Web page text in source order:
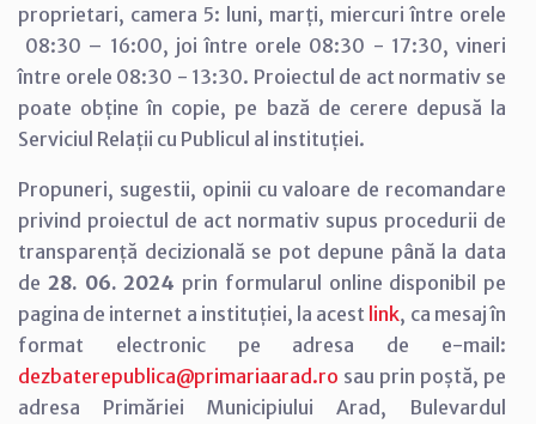
proprietari, camera 5: luni, marți, miercuri între orele
08:30 – 16:00, joi între orele 08:30 - 17:30, vineri
între orele 08:30 - 13:30. Proiectul de act normativ se
poate obține în copie, pe bază de cerere depusă la
Serviciul Relații cu Publicul al instituției.
Propuneri, sugestii, opinii cu valoare de recomandare
privind proiectul de act normativ supus procedurii de
transparență decizională se pot depune până la data
de 28. 06. 2024 prin formularul online disponibil pe
pagina de internet a instituției, la acest link, ca mesaj în
format electronic pe adresa de e-mail:
dezbaterepublica@primariaarad.ro sau prin poștă, pe
adresa Primăriei Municipiului Arad, Bulevardul